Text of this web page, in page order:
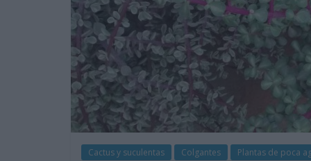
Cactus y suculentas Colgantes Plantas de poca